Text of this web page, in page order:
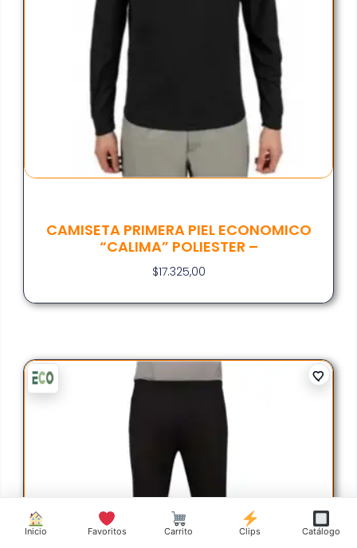
CAMISETA PRIMERA PIEL ECONOMICO
“CALIMA” POLIESTER –
$17.325,00
Inicio Favoritos Carrito Clips Catálogo